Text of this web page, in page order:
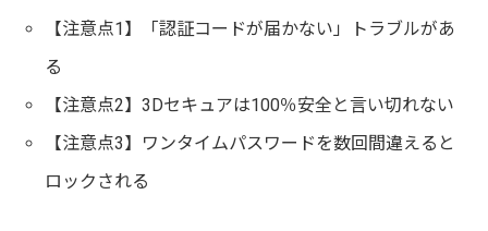
【注意点1】「認証コードが届かない」トラブルがあ
る
【注意点2】3Dセキュアは100％安全と言い切れない
【注意点3】ワンタイムパスワードを数回間違えると
ロックされる